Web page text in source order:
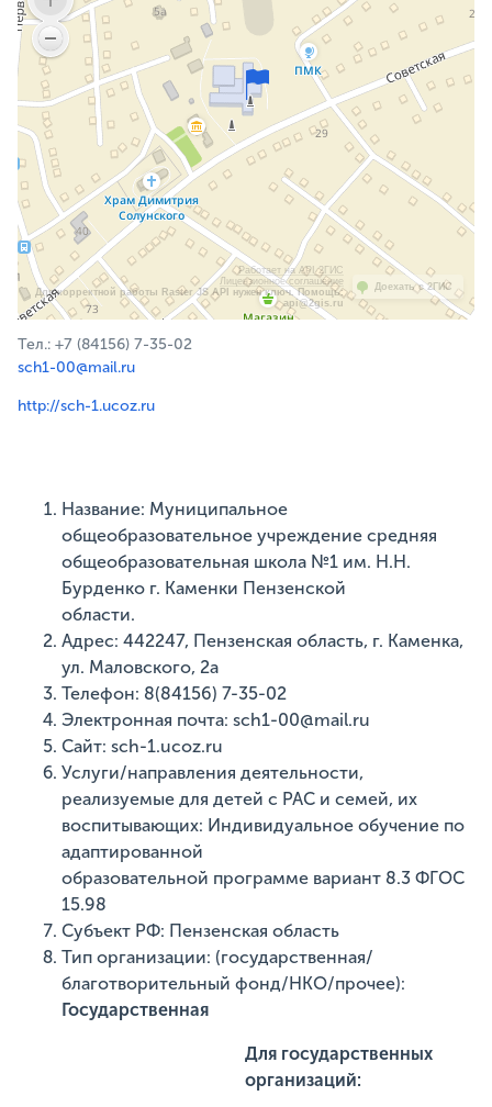
Работает на API 2ГИС
Лицензионное соглашение
Для корректной работы Raster JS API нужен ключ. Помощь:
api@2gis.ru
Доехать с 2ГИС
Тел.: +7 (84156) 7-35-02
sch1-00@mail.ru
http://sch-1.ucoz.ru
Название: Муниципальное
общеобразовательное учреждение средняя
общеобразовательная школа №1 им. Н.Н.
Бурденко г. Каменки Пензенской
области.
Адрес: 442247, Пензенская область, г. Каменка,
ул. Маловского, 2а
Телефон: 8(84156) 7-35-02
Электронная почта: sch1-00@mail.ru
Сайт: sch-1.ucoz.ru
Услуги/направления деятельности,
реализуемые для детей с РАС и семей, их
воспитывающих: Индивидуальное обучение по
адаптированной
образовательной программе вариант 8.3 ФГОС
15.98
Субъект РФ: Пензенская область
Тип организации: (государственная/
благотворительный фонд/НКО/прочее):
Государственная
Для государственных
организаций: